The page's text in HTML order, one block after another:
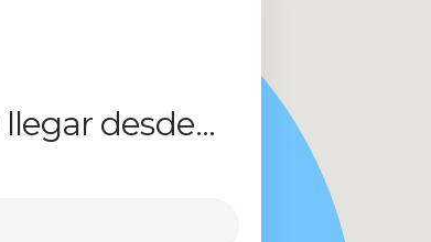
desde...